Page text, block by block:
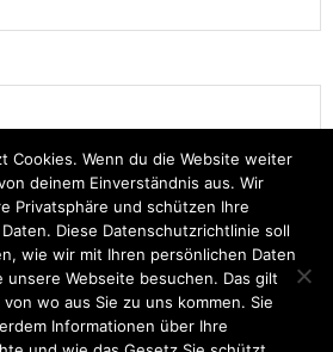
Website in diesem Browser für meinen
Mitglied werden Über uns
Cookies. Wenn du die Website weiter
deinem Einverständnis aus. Wir
Privatsphäre und schützen Ihre
Diese Datenschutzrichtlinie soll
wie wir mit Ihren persönlichen Daten
unsere Webseite besuchen. Das gilt
wo aus Sie zu uns kommen. Sie
Informationen über Ihre